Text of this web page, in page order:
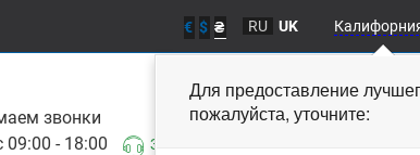
€ $ ₴ RU UK
Для предоставление
пожалуйста, уточните:
звонки
09:00 - 18:00
Заказать звонок